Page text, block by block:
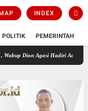
INDEX
POLITIK PEMERINTAH
Wirun Bersholawat Buka